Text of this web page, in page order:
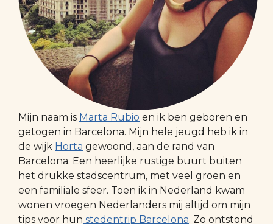
Mijn naam is Marta Rubio en ik ben geboren en
getogen in Barcelona. Mijn hele jeugd heb ik in
de wijk Horta gewoond, aan de rand van
Barcelona. Een heerlijke rustige buurt buiten
het drukke stadscentrum, met veel groen en
een familiale sfeer. Toen ik in Nederland kwam
wonen vroegen Nederlanders mij altijd om mijn
tips voor hun stedentrip Barcelona. Zo ontstond